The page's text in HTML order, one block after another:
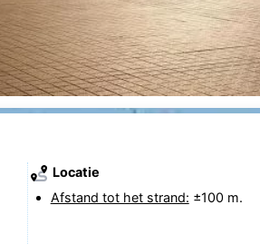
Locatie
Afstand tot het strand: ±100 m.